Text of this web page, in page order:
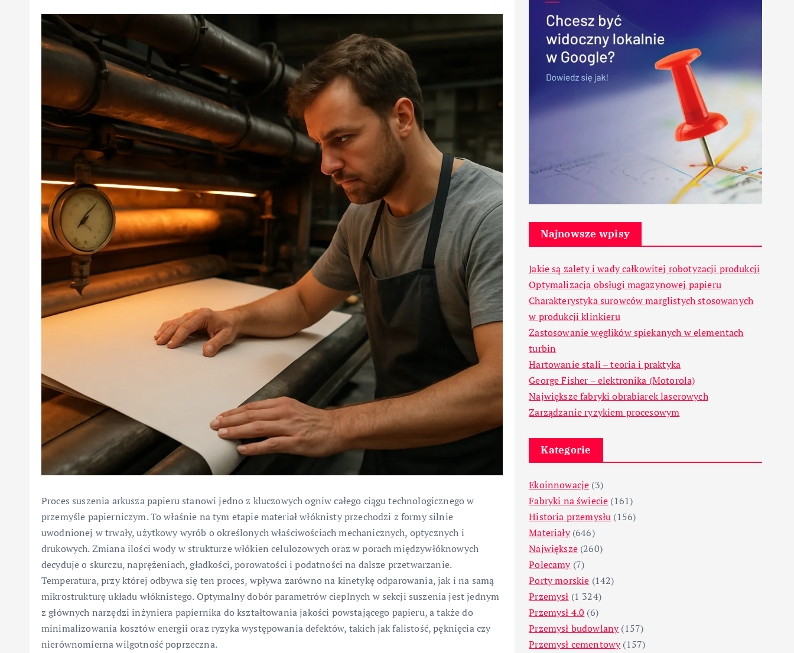
Proces suszenia arkusza papieru stanowi jedno z kluczowych ogniw całego ciągu technologicznego w
przemyśle papierniczym. To właśnie na tym etapie materiał włóknisty przechodzi z formy silnie
uwodnionej w trwały, użytkowy wyrób o określonych właściwościach mechanicznych, optycznych i
drukowych. Zmiana ilości wody w strukturze włókien celulozowych oraz w porach międzywłóknowych
decyduje o skurczu, naprężeniach, gładkości, porowatości i podatności na dalsze przetwarzanie.
Temperatura, przy której odbywa się ten proces, wpływa zarówno na kinetykę odparowania, jak i na samą
mikrostrukturę układu włóknistego. Optymalny dobór parametrów cieplnych w sekcji suszenia jest jednym
z głównych narzędzi inżyniera papiernika do kształtowania jakości powstającego papieru, a także do
minimalizowania kosztów energii oraz ryzyka występowania defektów, takich jak falistość, pęknięcia czy
nierównomierna wilgotność poprzeczna.
Najnowsze wpisy
Jakie są zalety i wady całkowitej robotyzacji produkcji
Optymalizacja obsługi magazynowej papieru
Charakterystyka surowców marglistych stosowanych
w produkcji klinkieru
Zastosowanie węglików spiekanych w elementach
turbin
Hartowanie stali – teoria i praktyka
George Fisher – elektronika (Motorola)
Największe fabryki obrabiarek laserowych
Zarządzanie ryzykiem procesowym
Kategorie
Ekoinnowacje (3)
Fabryki na świecie (161)
Historia przemysłu (156)
Materiały(646)
Największe(260)
Polecamy(7)
Porty morskie (142)
Przemysł (1 324)
Przemysł 4.0 (6)
Przemysł budowlany(157)
Przemysł cementowy(157)